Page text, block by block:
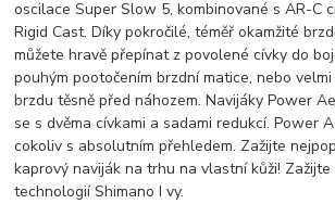
oscilace Super Slow 5, kombinované s AR-C
Rigid Cast. Díky pokročilé, téměř okamžité
můžete hravě přepínat z povolené cívky do
pouhým pootočením brzdní matice, nebo
brzdu těsně před náhozem. Navijáky Power
se s dvěma cívkami a sadami redukcí. Power
cokoliv s absolutním přehledem. Zažijte
kaprový naviják na trhu na vlastní kůži!
technologií Shimano I vy.